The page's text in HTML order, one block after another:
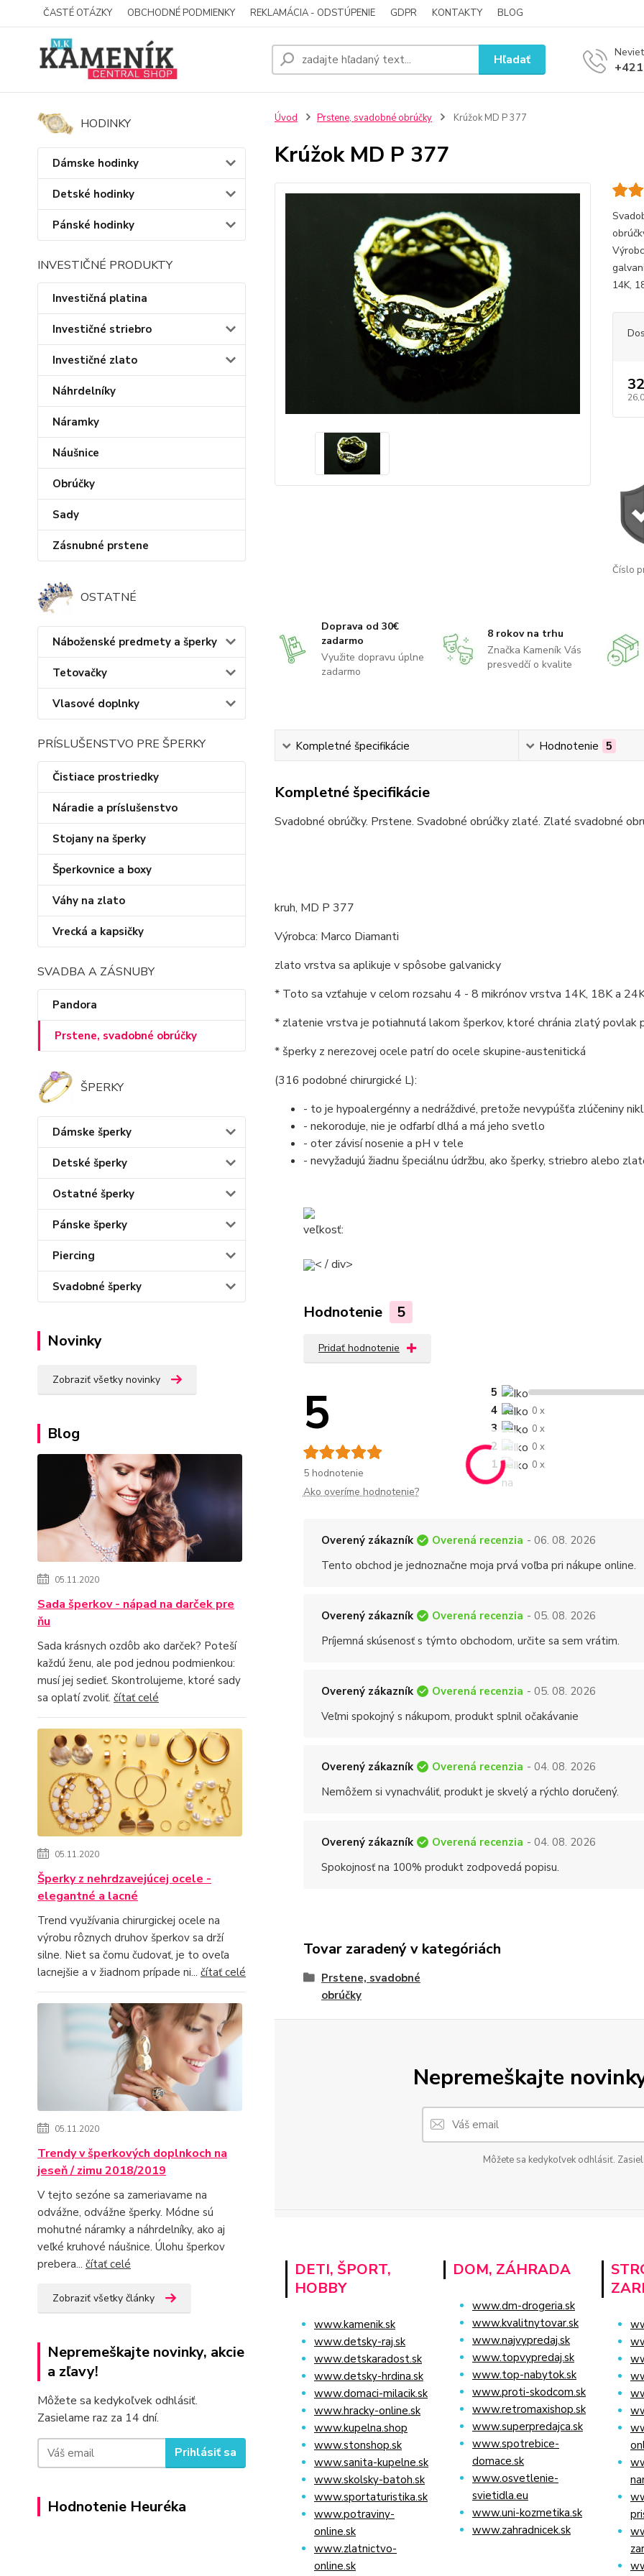
ČASTÉ OTÁZKY OBCHODNÉ PODMIENKY REKLAMÁCIA - ODSTÚPENIE GDPR KONTAKTY BLOG
Hľadať
HODINKY
Dámske hodinky
Detské hodinky
Pánské hodinky
INVESTIČNÉ PRODUKTY
Investičná platina
Investičné striebro
Investičné zlato
Náhrdelníky
Náramky
Náušnice
Obrúčky
Sady
Zásnubné prstene
OSTATNÉ
Náboženské predmety a šperky
Tetovačky
Vlasové doplnky
PRÍSLUŠENSTVO PRE ŠPERKY
Čistiace prostriedky
Náradie a príslušenstvo
Stojany na šperky
Šperkovnice a boxy
Váhy na zlato
Vrecká a kapsičky
SVADBA A ZÁSNUBY
Pandora
Prstene, svadobné obrúčky
ŠPERKY
Dámske šperky
Detské šperky
Ostatné šperky
Pánske šperky
Piercing
Svadobné šperky
Novinky
Zobraziť všetky novinky
Blog
05.11.2020
Sada šperkov - nápad na darček pre
ňu
Sada krásnych ozdôb ako darček? Poteší
každú ženu, ale pod jednou podmienkou:
musí jej sedieť. Skontrolujeme, ktoré sady
sa oplatí zvoliť. čítať celé
05.11.2020
Šperky z nehrdzavejúcej ocele -
elegantné a lacné
Trend využívania chirurgickej ocele na
výrobu rôznych druhov šperkov sa drží
silne. Niet sa čomu čudovať, je to oveľa
lacnejšie a v žiadnom prípade ni... čítať celé
05.11.2020
Trendy v šperkových doplnkoch na
jeseň / zimu 2018/2019
V tejto sezóne sa zameriavame na
odvážne, odvážne šperky. Módne sú
mohutné náramky a náhrdelníky, ako aj
veľké kruhové náušnice. Úlohu šperkov
prebera... čítať celé
Zobraziť všetky články
Nepremeškajte novinky, akcie
a zľavy!
Môžete sa kedykoľvek odhlásiť.
Zasielame raz za 14 dní.
Prihlásiť sa
Hodnotenie Heuréka
Úvod Prstene, svadobné obrúčky Krúžok MD P 377
Krúžok MD P 377
14K,
Číslo
Doprava od 30€
zadarmo
Využite dopravu úplne
zadarmo
8 rokov na trhu
Značka Kameník Vás
presvedčí o kvalite
Kompletné špecifikácie Hodnotenie 5
Kompletné špecifikácie
Svadobné obrúčky. Prstene. Svadobné obrúčky zlaté. Zlaté svadobné
kruh, MD P 377
Výrobca: Marco Diamanti
zlato vrstva sa aplikuje v spôsobe galvanicky
* Toto sa vzťahuje v celom rozsahu 4 - 8 mikrónov vrstva 14K, 18K a
* zlatenie vrstva je potiahnutá lakom šperkov, ktoré chránia zlatý povlak
* šperky z nerezovej ocele patrí do ocele skupine-austenitická
(316 podobné chirurgické L):
- to je hypoalergénny a nedráždivé, pretože nevypúšťa zlúčeniny
- nekoroduje, nie je odfarbí dlhá a má jeho svetlo
- oter závisí nosenie a pH v tele
- nevyžadujú žiadnu špeciálnu údržbu, ako šperky, striebro alebo
veľkosť:
< / div>
Hodnotenie 5
Pridať hodnotenie
5
5 hodnotenie
5
4
0 x
3 0 x
2 0 x
1 0 x
Ako overíme hodnotenie?
Overený zákazník Overená recenzia - 06. 08. 2026
Tento obchod je jednoznačne moja prvá voľba pri nákupe online.
Overený zákazník Overená recenzia - 05. 08. 2026
Príjemná skúsenosť s týmto obchodom, určite sa sem vrátim.
Overený zákazník Overená recenzia - 05. 08. 2026
Veľmi spokojný s nákupom, produkt splnil očakávanie
Overený zákazník Overená recenzia - 04. 08. 2026
Nemôžem si vynachváliť, produkt je skvelý a rýchlo doručený.
Overený zákazník Overená recenzia - 04. 08. 2026
Spokojnosť na 100% produkt zodpovedá popisu.
Tovar zaradený v kategóriách
Prstene, svadobné
obrúčky
Nepremeškajte
Môžete sa kedykoľvek odhlásiť.
DETI, ŠPORT,
HOBBY
www.kamenik.sk
www.detsky-raj.sk
www.detskaradost.sk
www.detsky-hrdina.sk
www.domaci-milacik.sk
www.hracky-online.sk
www.kupelna.shop
www.stonshop.sk
www.sanita-kupelne.sk
www.skolsky-batoh.sk
www.sportaturistika.sk
www.potraviny-
online.sk
www.zlatnictvo-
online.sk
DOM, ZÁHRADA
www.dm-drogeria.sk
www.kvalitnytovar.sk
www.najvypredaj.sk
www.topvypredaj.sk
www.top-nabytok.sk
www.proti-skodcom.sk
www.retromaxishop.sk
www.superpredajca.sk
www.spotrebice-
domace.sk
www.osvetlenie-
svietidla.eu
www.uni-kozmetika.sk
www.zahradnicek.sk